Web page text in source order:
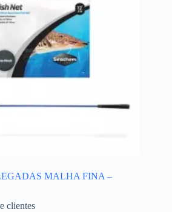
MALHA FINA –
clientes